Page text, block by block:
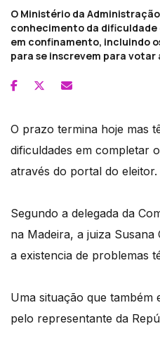
O Ministério da
conhecimento da dificuldade
em confinamento, incluindo
para se inscrevem para
O prazo termina hoje mas
dificuldades em completar
através do portal do eleitor.
Segundo a delegada da
na Madeira, a juiza
a existencia de problemas
Uma situação que também
pelo representante da